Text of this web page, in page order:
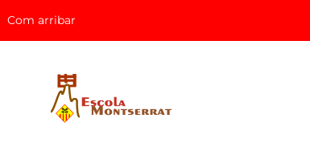
Com arribar